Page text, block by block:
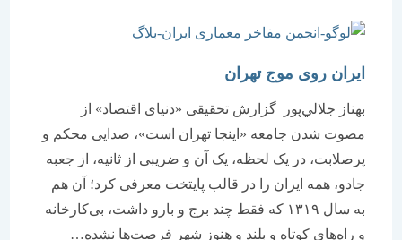
ایران روی موج تهران
بهناز جلالي‌پور گزارش تحقیقی «دنیای اقتصاد» از
مصوت شدن جامعه «اینجا تهران است»، صدایی محکم و
پرصلابت، در یک لحظه، یک آن و ضریبی از ثانیه، از جعبه
جادو، همه ایران را در قالب پایتخت معرفی کرد؛ آن هم
به سال ۱۳۱۹ که فقط چند برج و بارو داشت، بی‌کارخانه
و راه‌های کوتاه و بلند و هنوز شهر فرصت‌ها نشده…